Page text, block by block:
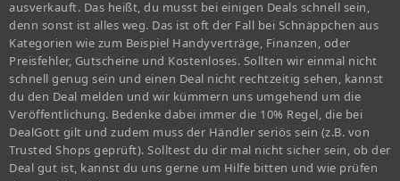
ausverkauft. Das heißt, du musst bei einigen Deals schnell sein,
denn sonst ist alles weg. Das ist oft der Fall bei Schnäppchen aus
Kategorien wie zum Beispiel Handyverträge, Finanzen, oder
Preisfehler, Gutscheine und Kostenloses. Sollten wir einmal nicht
schnell genug sein und einen Deal nicht rechtzeitig sehen, kannst
du den Deal melden und wir kümmern uns umgehend um die
Veröffentlichung. Bedenke dabei immer die 10% Regel, die bei
DealGott gilt und zudem muss der Händler seriös sein (z.B. von
Trusted Shops geprüft). Solltest du dir mal nicht sicher sein, ob der
Deal gut ist, kannst du uns gerne um Hilfe bitten und wie prüfen